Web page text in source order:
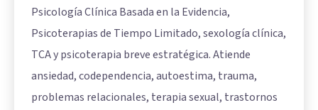
Psicología Clínica Basada en la Evidencia,
Psicoterapias de Tiempo Limitado, sexología clínica,
TCA y psicoterapia breve estratégica. Atiende
ansiedad, codependencia, autoestima, trauma,
problemas relacionales, terapia sexual, trastornos